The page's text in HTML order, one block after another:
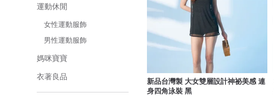
運動休閒
女性運動服飾
男性運動服飾
媽咪寶寶
衣著良品
新品台灣製 大女雙層設計神祕美感 連
身四角泳裝 黑